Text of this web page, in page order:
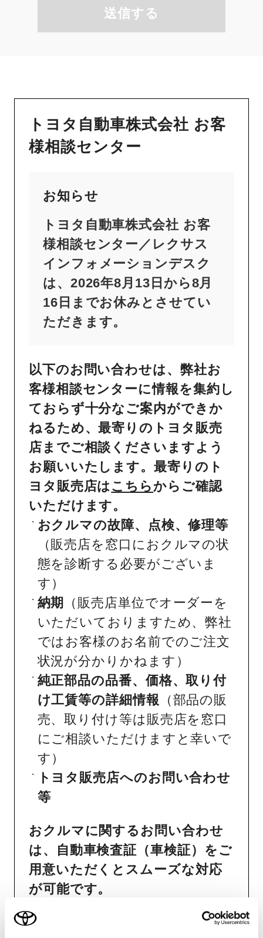
送信する
トヨタ自動車株式会社 お客
様相談センター
お知らせ
トヨタ自動車株式会社 お客
様相談センター／レクサス
インフォメーションデスク
は、2026年8月13日から8月
16日までお休みとさせてい
ただきます。
以下のお問い合わせは、弊社お
客様相談センターに情報を集約し
ておらず十分なご案内ができか
ねるため、最寄りのトヨタ販売
店までご相談くださいますよう
お願いいたします。最寄りのト
ヨタ販売店はこちら からご確認
いただけます。
おクルマの故障、点検、修理等
（販売店を窓口におクルマの状
態を診断する必要がございま
す）
納期
（販売店単位でオーダーを
いただいておりますため、弊社
ではお客様のお名前でのご注文
状況が分かりかねます）
純正部品の品番、価格、取り付
け工賃等の詳細情報 （部品の販
売、取り付け等は販売店を窓口
にご相談いただけますと幸いで
す）
トヨタ販売店へのお問い合わせ
等
おクルマに関するお問い合わせ
は、自動車検査証（車検証）をご
用意いただくとスムーズな対応
が可能です。